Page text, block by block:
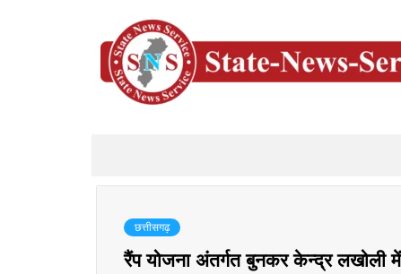
छत्तीसगढ़
रैंप योजना अंतर्गत बुनकर केन्द्र लखोली